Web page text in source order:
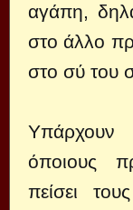
αγάπη,
στο άλλο
στο σύ του
όποιους
πείσει